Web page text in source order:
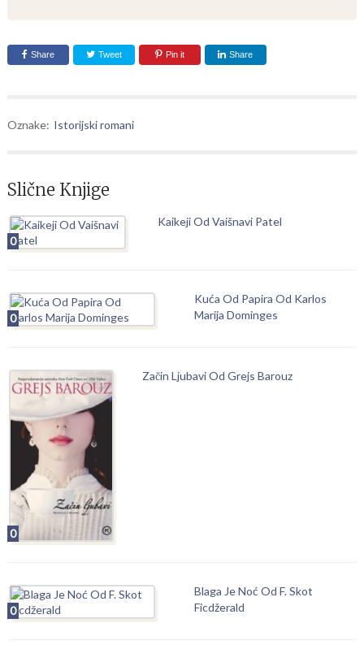
Share Tweet Pin it Share
Oznake: Istorijski romani
Slične Knjige
0
Kaikeji Od Vaišnavi Patel
0
Kuća Od Papira Od Karlos
Marija Dominges
0
Začin Ljubavi Od Grejs Barouz
0
Blaga Je Noć Od F. Skot
Ficdžerald